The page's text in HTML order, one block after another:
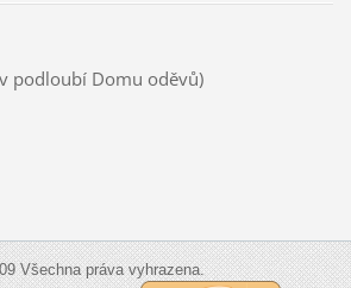
podloubí Domu oděvů)
Všechna práva vyhrazena.